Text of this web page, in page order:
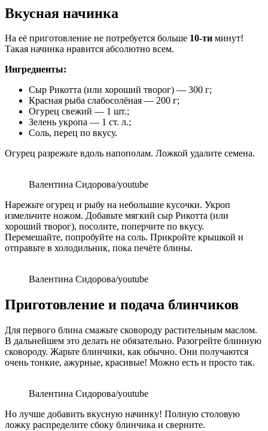
Вкусная начинка
На её приготовление не потребуется больше 10-ти минут!
Такая начинка нравится абсолютно всем.
Ингредиенты:
Сыр Рикотта (или хороший творог) — 300 г;
Красная рыба слабосолёная — 200 г;
Огурец свежий — 1 шт.;
Зелень укропа — 1 ст. л.;
Соль, перец по вкусу.
Огурец разрежьте вдоль напополам. Ложкой удалите семена.
Валентина Сидорова/youtube
Нарежьте огурец и рыбу на небольшие кусочки. Укроп
измельчите ножом. Добавьте мягкий сыр Рикотта (или
хороший творог), посолите, поперчите по вкусу.
Перемешайте, попробуйте на соль. Прикройте крышкой и
отправьте в холодильник, пока печёте блины.
Валентина Сидорова/youtube
Приготовление и подача блинчиков
Для первого блина смажьте сковороду растительным маслом.
В дальнейшем это делать не обязательно. Разогрейте блинную
сковороду. Жарьте блинчики, как обычно. Они получаются
очень тонкие, ажурные, красивые! Можно есть и просто так.
Валентина Сидорова/youtube
Но лучше добавить вкусную начинку! Полную столовую
ложку распределите сбоку блинчика и сверните.